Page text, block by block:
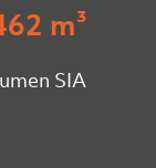
m³
SIA